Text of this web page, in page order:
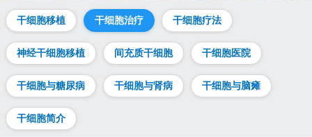
干细胞移植 干细胞治疗 干细胞疗法
神经干细胞移植 间充质干细胞 干细胞医院
干细胞与糖尿病 干细胞与肾病 干细胞与脑瘫
干细胞简介